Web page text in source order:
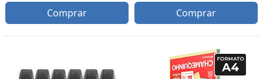
Comprar
Comprar